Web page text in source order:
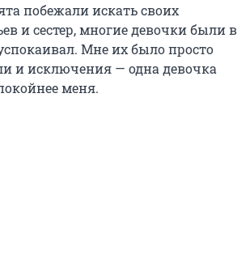
побежали искать своих
и сестер, многие девочки были в
Мне их было просто
и исключения — одна девочка
меня.